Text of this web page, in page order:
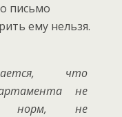
письмо
ему нельзя.
что
не
норм, не